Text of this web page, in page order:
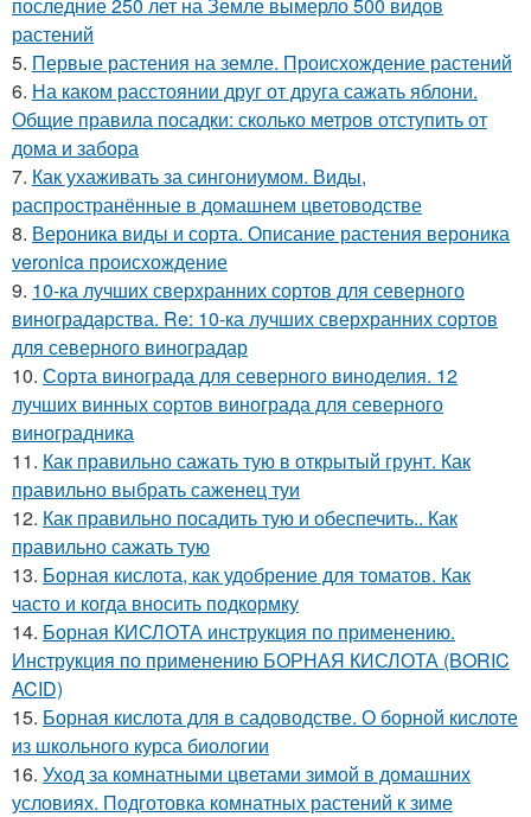
растений
5. Первые растения на земле. Происхождение растений
6. На каком расстоянии друг от друга сажать яблони.
Общие правила посадки: сколько метров отступить от
дома и забора
7. Как ухаживать за сингониумом. Виды,
распространённые в домашнем цветоводстве
8. Вероника виды и сорта. Описание растения вероника
veronica происхождение
9. 10-ка лучших сверхранних сортов для северного
виноградарства. Re: 10-ка лучших сверхранних сортов
для северного виноградар
10. Сорта винограда для северного виноделия. 12
лучших винных сортов винограда для северного
виноградника
11. Как правильно сажать тую в открытый грунт. Как
правильно выбрать саженец туи
12. Как правильно посадить тую и обеспечить.. Как
правильно сажать тую
13. Борная кислота, как удобрение для томатов. Как
часто и когда вносить подкормку
14. Борная КИСЛОТА инструкция по применению.
Инструкция по применению БОРНАЯ КИСЛОТА (BORIC
ACID)
15. Борная кислота для в садоводстве. О борной кислоте
из школьного курса биологии
16. Уход за комнатными цветами зимой в домашних
условиях. Подготовка комнатных растений к зиме